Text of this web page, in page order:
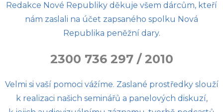
Redakce Nové Republiky děkuje všem dárcům, kteří
nám zaslali na účet zapsaného spolku Nová
Republika peněžní dary.
2300 736 297 / 2010
Velmi si vaší pomoci vážíme. Zaslané prostředky slouží
k realizaci našich seminářů a panelových diskuzí,